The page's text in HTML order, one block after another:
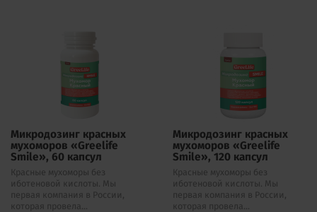
Микродозинг красных
мухоморов «Greelife
Smile», 60 капсул
Красные мухоморы без
иботеновой кислоты. Мы
первая компания в России,
которая провела...
Микродозинг красных
мухоморов «Greelife
Smile», 120 капсул
Красные мухоморы без
иботеновой кислоты. Мы
первая компания в России,
которая провела...